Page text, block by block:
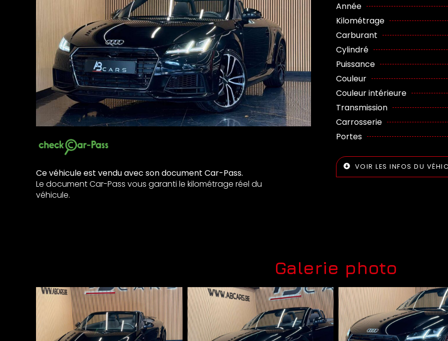
Ce véhicule est vendu avec son document Car-Pass.
Le document Car-Pass vous garanti le kilométrage réel du
véhicule.
Année
Kilométrage
Carburant
Cylindré
Puissance
Couleur
Couleur intérieure
Transmission
Carrosserie
Portes
VOIR LES INFOS DU
Galerie photo